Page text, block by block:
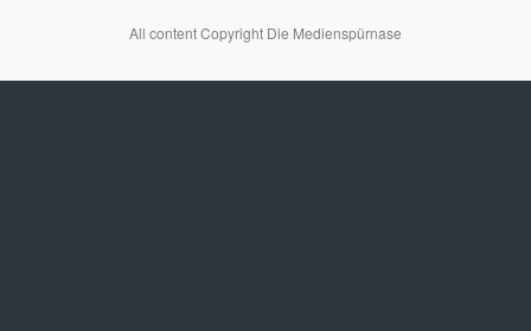
All content Copyright Die Medienspürnase